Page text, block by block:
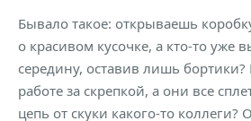
Бывало такое: открываешь
о красивом кусочке, а кто-то уже
середину, оставив лишь
работе за скрепкой, а они все
цепь от скуки какого-то